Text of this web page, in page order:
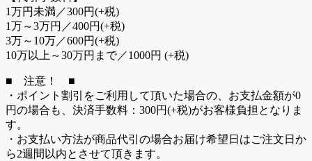
1万円未満／300円(+税)
1万～3万円／400円(+税)
3万～10万／600円(+税)
10万以上～30万円まで／1000円 (+税)
■ 注意！ ■
・ポイント割引をご利用して頂いた場合の、お支払金額が0
円の場合も、決済手数料：300円(+税)がお客様負担となりま
す。
・お支払い方法が商品代引の場合お届け希望日はご注文日か
ら2週間以内とさせて頂きます。